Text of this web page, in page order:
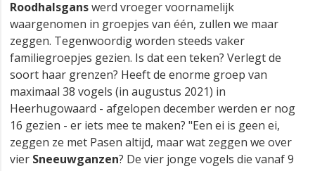
Roodhalsganswerd vroeger voornamelijk
waargenomen in groepjes van één, zullen we maar
zeggen. Tegenwoordig worden steeds vaker
familiegroepjes gezien. Is dat een teken? Verlegt de
soort haar grenzen? Heeft de enorme groep van
maximaal 38 vogels (in augustus 2021) in
Heerhugowaard - afgelopen december werden er nog
16 gezien - er iets mee te maken? "Een ei is geen ei,
zeggen ze met Pasen altijd, maar wat zeggen we over
vier Sneeuwganzen? De vier jonge vogels die vanaf 9